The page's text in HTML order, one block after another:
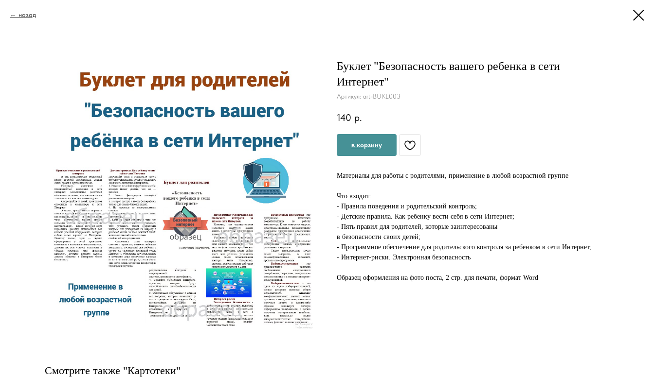
назад
Буклет "Безопасность вашего ребенка в сети
Интернет"
Артикул: art-BUKL003
140 р.
в корзину
Материалы для работы с родителями, применение в любой возрастной группе
Что входит:
- Правила поведения и родительский контроль;
- Детские правила. Как ребенку вести себя в сети Интернет;
- Пять правил для родителей, которые заинтересованы
в безопасности своих детей;
- Программное обеспечение для родительского контроля за ребенком в сети Интернет;
- Интернет-риски. Электронная безопасность
Образец оформления на фото поста, 2 стр. для печати, формат Word
Смотрите также "Картотеки"